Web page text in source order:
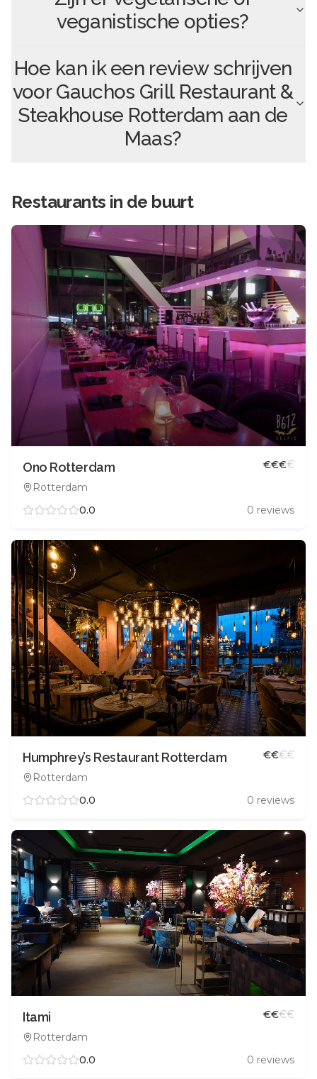
veganistische opties?
Hoe kan ik een review schrijven
voorGauchos Grill Restaurant &
Steakhouse Rotterdam aan de
Maas?
Restaurants in de buurt
Ono Rotterdam
Rotterdam
€€€€
0.0 0 reviews
Humphrey’s Restaurant Rotterdam
Rotterdam
€€€€
0.0 0 reviews
Itami
Rotterdam
€€€€
0.0 0 reviews